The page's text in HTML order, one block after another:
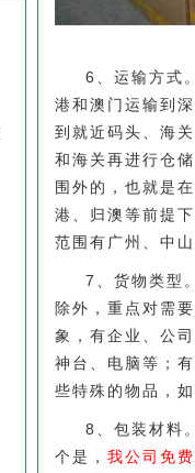
6、运输方式
港和澳门运输到
到就近码头、海
和海关再进行仓
围外的，也就是
港、归澳等前提
范围有广州、中
7、货物类型
除外，重点对需
象，有企业、公
神台、电脑等；
些特殊的物品，
8、包装材料
个是， 我公司免